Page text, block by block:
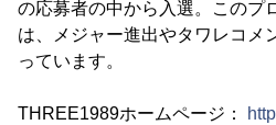
の応募者の中から入選。このプ
は、メジャー進出やタワレコメ
っています。
THREE1989ホームページ：